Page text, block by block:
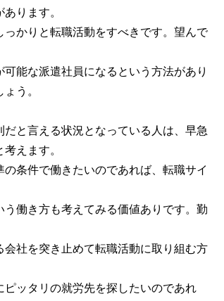
ります。
かりと転職活動をすべきです。望んで
能な派遣社員になるという方法があり
う。
と言える状況となっている人は、早急
えます。
条件で働きたいのであれば、転職サイ
働き方も考えてみる価値ありです。勤
社を突き止めて転職活動に取り組む方
ッタリの就労先を探したいのであれ